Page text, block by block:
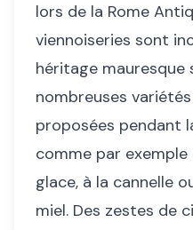
lors de la Rome
viennoiseries sont
héritage mauresque
nombreuses
proposées pendant
comme par
glace, à la cannelle
miel. Des zestes de